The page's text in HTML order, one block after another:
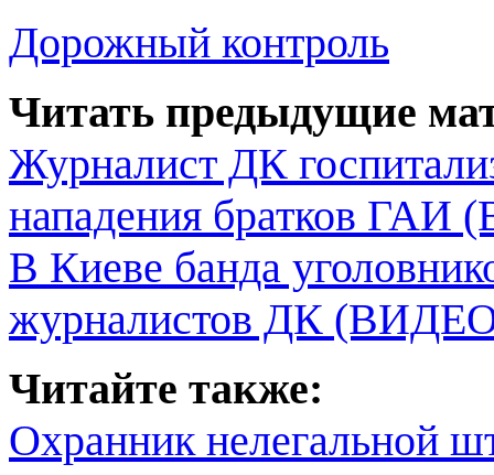
Дорожный контроль
Читать предыдущие
Журналист ДК
нападения братков
В Киеве банда
журналистов ДК
Читайте также:
Охранник нелегальной